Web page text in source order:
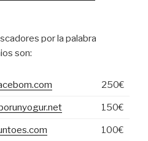
por la palabra
son:
250€
150€
100€